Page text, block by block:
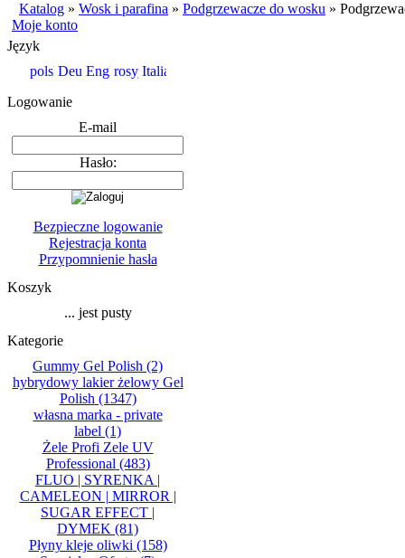
Katalog » Wosk i parafina » Podgrzewacze do wosku »
Moje konto
Język
Logowanie
E-mail
Hasło:
Bezpieczne logowanie
Rejestracja konta
Przypomnienie hasła
Koszyk
... jest pusty
Kategorie
Gummy Gel Polish (2)
hybrydowy lakier żelowy Gel
Polish (1347)
własna marka - private
label (1)
Żele Profi Zele UV
Professional (483)
FLUO | SYRENKA |
CAMELEON | MIRROR |
SUGAR EFFECT |
DYMEK (81)
Płyny kleje oliwki (158)